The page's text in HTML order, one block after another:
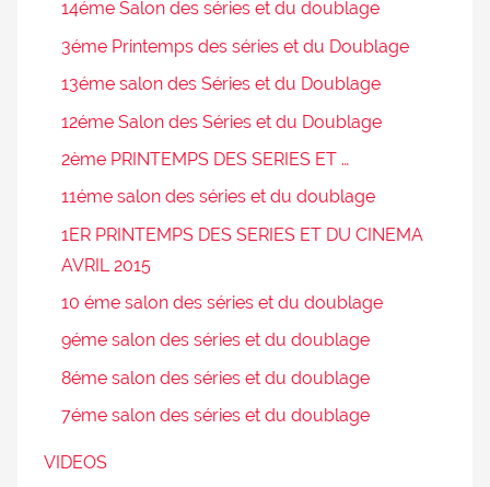
14éme Salon des séries et du doublage
3éme Printemps des séries et du Doublage
13éme salon des Séries et du Doublage
12éme Salon des Séries et du Doublage
2ème PRINTEMPS DES SERIES ET …
11éme salon des séries et du doublage
1ER PRINTEMPS DES SERIES ET DU CINEMA
AVRIL 2015
10 éme salon des séries et du doublage
9éme salon des séries et du doublage
8éme salon des séries et du doublage
7éme salon des séries et du doublage
VIDEOS